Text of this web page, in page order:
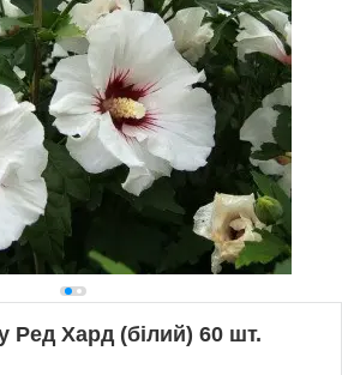
Ред Хард (білий) 60 шт.